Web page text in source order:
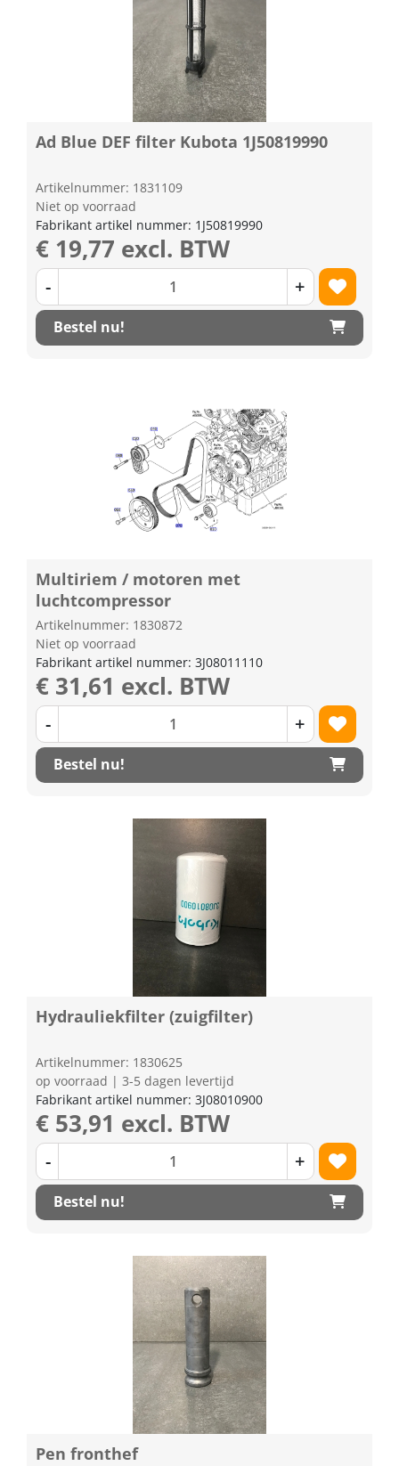
Ad Blue DEF filter Kubota 1J50819990
Artikelnummer: 1831109
Niet op voorraad
Fabrikant artikel nummer: 1J50819990
€ 19,77 excl. BTW
- +
Bestel nu!
Multiriem / motoren met
luchtcompressor
Artikelnummer: 1830872
Niet op voorraad
Fabrikant artikel nummer: 3J08011110
€ 31,61 excl. BTW
- +
Bestel nu!
Hydrauliekfilter (zuigfilter)
Artikelnummer: 1830625
op voorraad | 3-5 dagen levertijd
Fabrikant artikel nummer: 3J08010900
€ 53,91 excl. BTW
- +
Bestel nu!
Pen fronthef